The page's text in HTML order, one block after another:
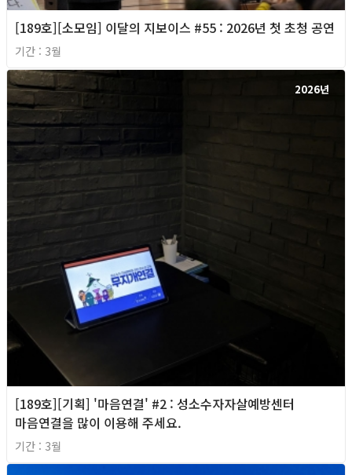
[189호][소모임] 이달의 지보이스 #55 : 2026년 첫 초청 공연
기간 : 3월
2026년
[189호][기획] '마음연결' #2 : 성소수자자살예방센터
마음연결을 많이 이용해 주세요.
기간 : 3월